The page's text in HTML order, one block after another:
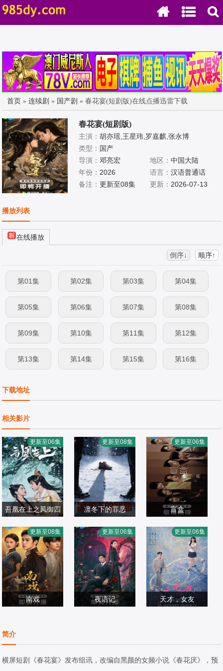
首页 »连续剧 » 国产剧 » 春花宴(短剧版)在线点播迅雷下载
春花宴(短剧版)
主演：胡亦瑶,王星玮,罗嘉麒,张永博
类型： 国产
导演：邓亮宏 地区： 中国大陆
年份： 2026 语言： 汉语普通话
备注：更新至08集 更新： 2026-07-13
播放列表
在线播放
倒序↓ 顺序↑
第01集 第02集 第03集 第04集
第05集 第06集 第07集 第08集
第09集 第10集 第11集 第12集
第13集 第14集 第15集 第16集
第17集
下载地址
相关影片
吾凰在上之凤御四
贞羽,祖怀,林亚冬,
杜煜,郝熠然,郑千
亦,侯明炫
国产剧
2026/中国大陆
更新至06集
凛冬下的罪恶
洪爽,王大奇,嘉泽,
孙之鸿,肖涵,左腾
云,刘伟峰,王心嫚,
窦新豪,苏宥辰,李
繁,刘亭希,刘朔豪,
国产剧
2026/中国大陆
更新至08集
盲盒
鑫,卜冠今,孙天宇,
加奈那,成岳,杨琼,
易梦玲
国产剧
2026/中国大陆
更新至06集
南戏
舒亦,宗峰岩,陈凯
洲,余逸蕾
国产剧
2026/中国大陆
更新至08集
夜语记
徐新驰,孙思凡
2026/中国大陆
更新至06集
天才，女友
楷,赖伟明,李佑川,
安沺,孙梦秋
2026/中国大陆
更新至06集
简介
横屏短剧《春花宴》发布组讯，改编自黑颜的女频小说《春花厌》，预